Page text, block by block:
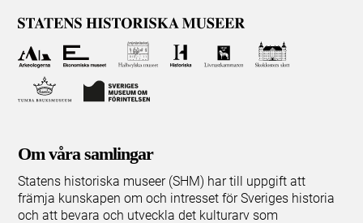
Om våra samlingar
Statens historiska museer (SHM) har till uppgift att
främja kunskapen om och intresset för Sveriges historia
och att bevara och utveckla det kulturarv som